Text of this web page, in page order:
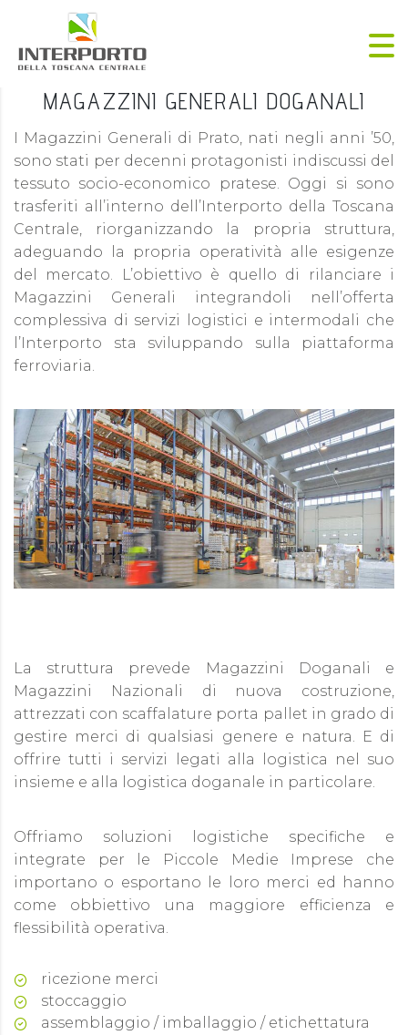
MAGAZZINI GENERALI DOGANALI
I Magazzini Generali di Prato, nati negli anni ’50,
sono stati per decenni protagonisti indiscussi del
tessuto socio-economico pratese. Oggi si sono
trasferiti all’interno dell’Interporto della Toscana
Centrale, riorganizzando la propria struttura,
adeguando la propria operatività alle esigenze
del mercato. L’obiettivo è quello di rilanciare i
Magazzini Generali integrandoli nell’offerta
complessiva di servizi logistici e intermodali che
l’Interporto sta sviluppando sulla piattaforma
ferroviaria.
La struttura prevede Magazzini Doganali e
Magazzini Nazionali di nuova costruzione,
attrezzati con scaffalature porta pallet in grado di
gestire merci di qualsiasi genere e natura. E di
offrire tutti i servizi legati alla logistica nel suo
insieme e alla logistica doganale in particolare.
Offriamo soluzioni logistiche specifiche e
integrate per le Piccole Medie Imprese che
importano o esportano le loro merci ed hanno
come obbiettivo una maggiore efficienza e
flessibilità operativa.
ricezione merci
stoccaggio
assemblaggio / imballaggio / etichettatura